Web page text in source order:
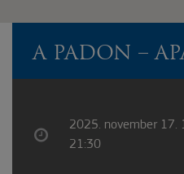
A PADON –
2025. november 17.
21:30